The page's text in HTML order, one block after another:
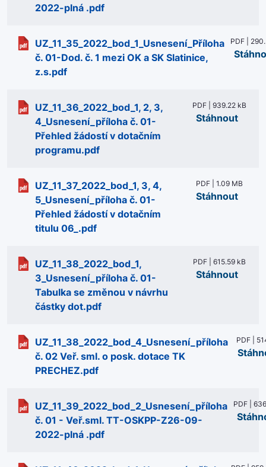
2022-plná .pdf
UZ_11_35_2022_bod_1_Usnesení_Příloha
č. 01-Dod. č. 1 mezi OK a SK Slatinice,
z.s.pdf
PDF |
UZ_11_36_2022_bod_1, 2, 3,
4_Usnesení_příloha č. 01-
Přehled žádostí v dotačním
programu.pdf
PDF | 939.22 kB
Stáhnout
UZ_11_37_2022_bod_1, 3, 4,
5_Usnesení_příloha č. 01-
Přehled žádostí v dotačním
titulu 06_.pdf
PDF | 1.09 MB
Stáhnout
UZ_11_38_2022_bod_1,
3_Usnesení_příloha č. 01-
Tabulka se změnou v návrhu
částky dot.pdf
PDF | 615.59 kB
Stáhnout
UZ_11_38_2022_bod_4_Usnesení_příloha
č. 02 Veř. sml. o posk. dotace TK
PRECHEZ.pdf
PDF |
UZ_11_39_2022_bod_2_Usnesení_příloha
č. 01 - Veř.sml. TT-OSKPP-Z26-09-
2022-plná .pdf
PDF |